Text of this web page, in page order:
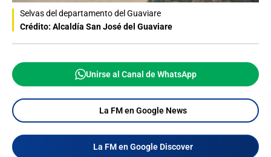
Selvas del departamento del Guaviare
Crédito: Alcaldía San José del Guaviare
Unirse al Canal de WhatsApp
La FM en Google News
La FM en Google Discover